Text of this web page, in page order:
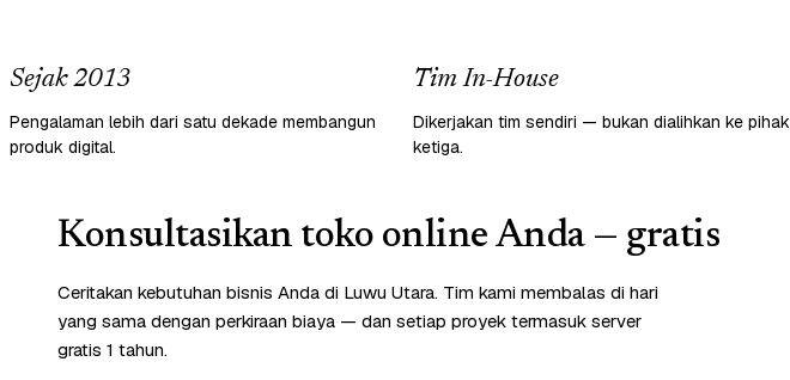
Sejak 2013
Pengalaman lebih dari satu dekade membangun
produk digital.
Tim In-House
Dikerjakan tim sendiri — bukan dialihkan ke pihak
ketiga.
Konsultasikan toko online Anda — gratis
Ceritakan kebutuhan bisnis Anda di Luwu Utara. Tim kami membalas di hari
yang sama dengan perkiraan biaya — dan setiap proyek termasuk server
gratis 1 tahun.